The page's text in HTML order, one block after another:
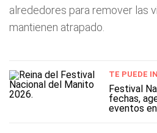
alrededores para remover las
mantienen atrapado.
TE PUEDE
Festival
fechas,
eventos